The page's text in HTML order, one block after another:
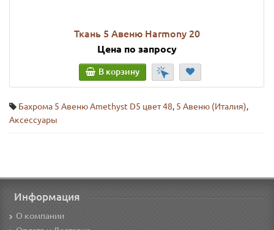
Ткань 5 Авеню Harmony 20
Цена по запросу
В корзину
Бахрома 5 Авеню Amethyst D5 цвет 48, 5 Авеню (Италия),
Аксессуары
Информация
О компании